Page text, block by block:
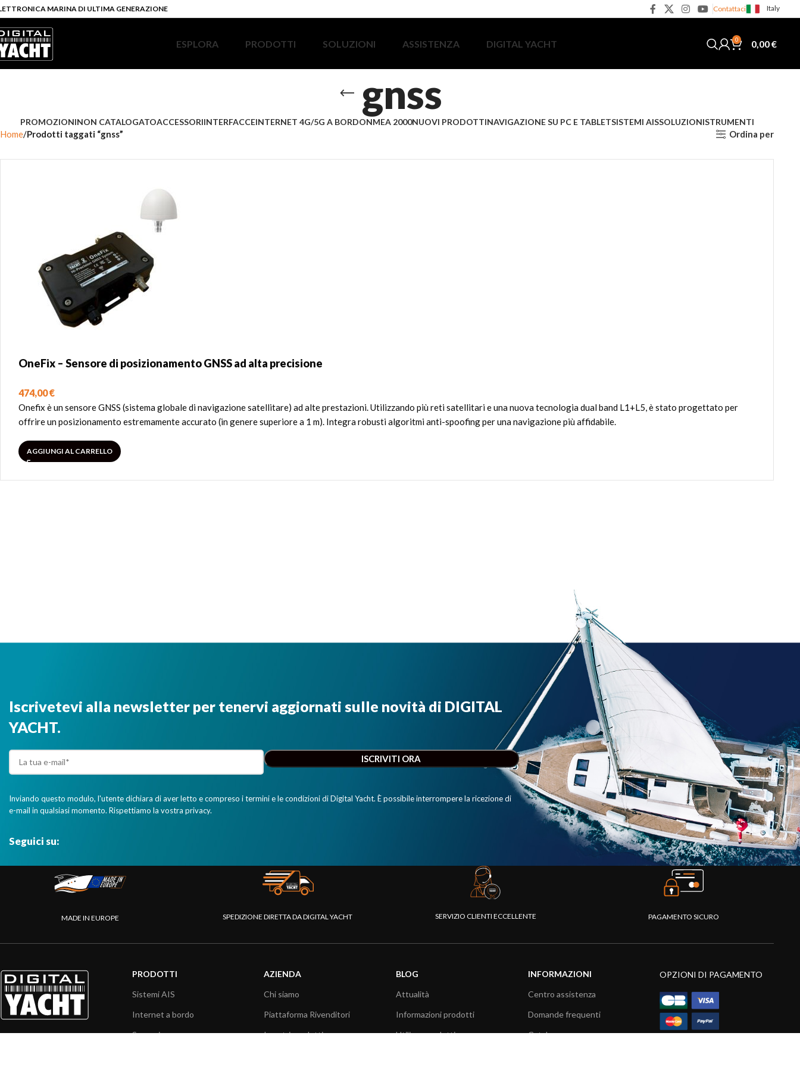
MARINA DI ULTIMA GENERAZIONE Contattaci Italy
ESPLORA PRODOTTI SOLUZIONI ASSISTENZA DIGITAL YACHT 0 0,00€
gnss
PROMOZIONINON CATALOGATOACCESSORIINTERFACCEINTERNET 4G/5G A BORDONMEA 2000NUOVI PRODOTTINAVIGAZIONE SU PC E TABLETSISTEMI AISSOLUZIONISTRUMENTI
Home Prodotti taggati “gnss” Ordina per
OneFix – Sensore di posizionamento GNSS ad alta precisione
474,00€
Onefix è un sensore GNSS (sistema globale di navigazione satellitare) ad alte prestazioni. Utilizzando più reti satellitari e una nuova tecnologia dual band L1+L5, è stato progettato per
offrire un posizionamento estremamente accurato (in genere superiore a 1 m). Integra robusti algoritmi anti-spoofing per una navigazione più affidabile.
AGGIUNGI AL CARRELLO
Iscrivetevi alla newsletter per tenervi aggiornati sulle novità di DIGITAL
YACHT.
Inviando questo modulo, l'utente dichiara di aver letto e compreso i termini e le condizioni di Digital Yacht. È possibile interrompere la ricezione di
e-mail in qualsiasi momento. Rispettiamo la vostra privacy.
Seguici su:
MADE IN EUROPE SPEDIZIONE DIRETTA DA DIGITAL YACHT SERVIZIO CLIENTI ECCELLENTE PAGAMENTO SICURO
PRODOTTI
Sistemi AIS
Internet a bordo
Sensori
AZIENDA
Chi siamo
Piattaforma Rivenditori
I nostri prodotti
BLOG
Attualità
Informazioni prodotti
Utilizzo prodotti
INFORMAZIONI
Centro assistenza
Domande frequenti
Catalogo
OPZIONI DI PAGAMENTO